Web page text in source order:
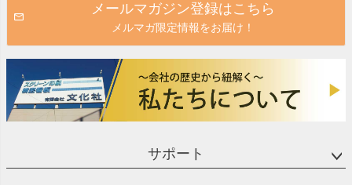
メールマガジン登録はこちら
メルマガ限定情報をお届け！
サポート